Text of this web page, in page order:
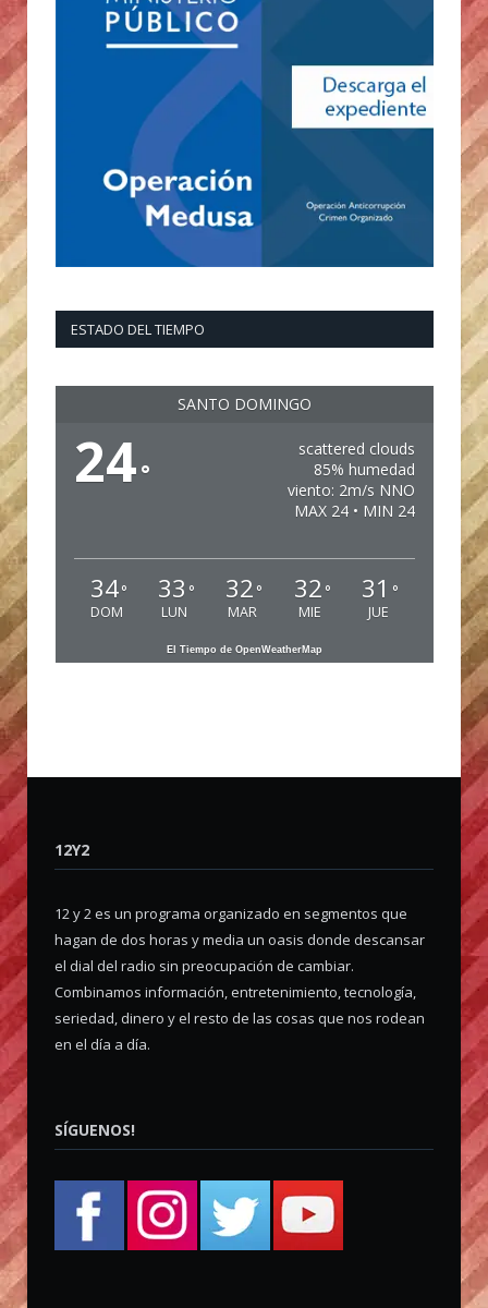
ESTADO DEL TIEMPO
SANTO DOMINGO
24°
scattered clouds
85% humedad
viento: 2m/s NNO
MAX 24 • MIN 24
34°
DOM
33 °
LUN
32 °
MAR
32 °
MIE
31 °
JUE
El Tiempo de OpenWeatherMap
12Y2
12 y 2 es un programa organizado en segmentos que
hagan de dos horas y media un oasis donde descansar
el dial del radio sin preocupación de cambiar.
Combinamos información, entretenimiento, tecnología,
seriedad, dinero y el resto de las cosas que nos rodean
en el día a día.
SÍGUENOS!